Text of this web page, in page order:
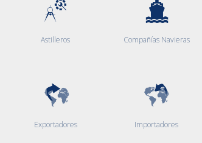
Astilleros Compañías Navieras
Exportadores Importadores